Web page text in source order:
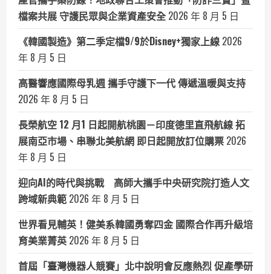
檔案共展 守護民眾與企業資產安全 2026 年 8 月 5 日
《韓國製造》第二季定檔9/9於Disney+獨家上線 2026
年 8 月 5 日
高醫響應國際母乳週 攜手守護下一代 傳遞溫暖與支持
2026 年 8 月 5 日
長榮航空 12 月1 日起開航桃園－印度德里直飛航線 拓
展南亞市場、串聯北美航網 即日起開放訂位購票 2026
年 8 月 5 日
迎向AI的時代與挑戰 高師大攜手中央研究院打造人文
跨域新典範 2026 年 8 月 5 日
世界看見輔英！健美系韓國勇奪四金 國際合作再升級培
育美業菁英 2026 年 8 月 5 日
首屆「臺灣機器人競賽」北中說明會反應熱烈 促產學研